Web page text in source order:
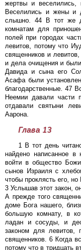
жертвы и
Веселились и жены и
слышно. 44 В тот же
комнатам для
полей при городах
левитов, потому что
священников и
и дела очищения и
Давида и сына его
Асафа были
благодарственные. 47
Неемии давали части
отдавали святыни
Аарона.
Глава 13
1 В тот день
найдено написанное
войти в общество
сынов Израиля с
чтобы проклясть его,
3 Услышав этот закон,
А прежде того
доме Бога нашего,
большую комнату, в
ладан и сосуды, и
законом для левитов,
священников. 6 Когда
потому что в тридцать